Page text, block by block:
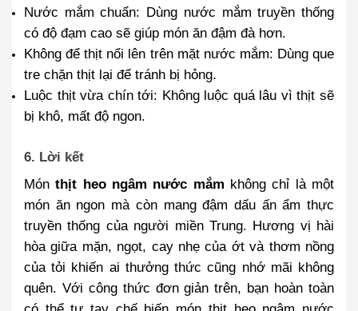
Nước mắm chuẩn: Dùng nước mắm truyền thống
có độ đạm cao sẽ giúp món ăn đậm đà hơn.
Không để thịt nổi lên trên mặt nước mắm: Dùng que
tre chặn thịt lại để tránh bị hỏng.
Luộc thịt vừa chín tới: Không luộc quá lâu vì thịt sẽ
bị khô, mất độ ngon.
6. Lời kết
Mónthịt heo ngâm nước mắm không chỉ là một
món ăn ngon mà còn mang đậm dấu ấn ẩm thực
truyền thống của người miền Trung. Hương vị hài
hòa giữa mặn, ngọt, cay nhẹ của ớt và thơm nồng
của tỏi khiến ai thưởng thức cũng nhớ mãi không
quên. Với công thức đơn giản trên, bạn hoàn toàn